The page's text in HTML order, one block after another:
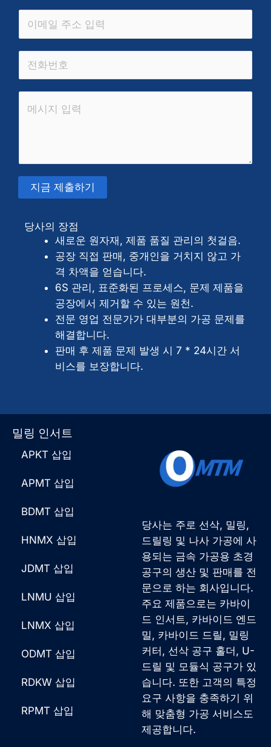
*
째
막
일
텍
스
글
메
시
지금 제출하기
안당사의 장점
새로운 원자재, 제품 품질 관리의 첫걸음.
공장 직접 판매, 중개인을 거치지 않고 가
격 차액을 얻습니다.
6S 관리, 표준화된 프로세스, 문제 제품을
공장에서 제거할 수 있는 원천.
전문 영업 전문가가 대부분의 가공 문제를
해결합니다.
판매 후 제품 문제 발생 시 7 * 24시간 서
비스를 보장합니다.
당사는 주로 선삭, 밀링,
드릴링 및 나사 가공에 사
용되는 금속 가공용 초경
공구의 생산 및 판매를 전
문으로 하는 회사입니다.
주요 제품으로는 카바이
드 인서트, 카바이드 엔드
밀, 카바이드 드릴, 밀링
커터, 선삭 공구 홀더, U-
드릴 및 모듈식 공구가 있
습니다. 또한 고객의 특정
요구 사항을 충족하기 위
해 맞춤형 가공 서비스도
제공합니다.
밀링 인서트
APKT 삽입
APMT 삽입
BDMT 삽입
HNMX 삽입
JDMT 삽입
LNMU 삽입
LNMX 삽입
ODMT 삽입
RDKW 삽입
RPMT 삽입